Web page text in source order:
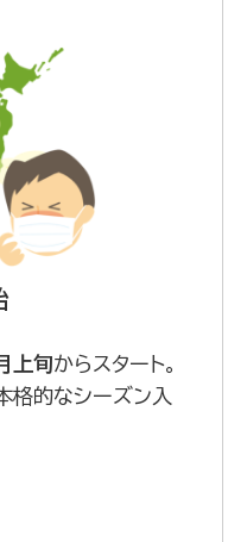
上旬からスタート。
格的なシーズン入